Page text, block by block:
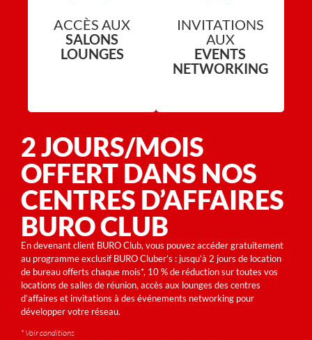
ACCÈS AUX
SALONS
LOUNGES
INVITATIONS
AUX
EVENTS
NETWORKING
2 JOURS/MOIS
OFFERT DANS NOS
CENTRES D’AFFAIRES
BURO CLUB
En devenant client BURO Club, vous pouvez accéder gratuitement
au programme exclusif BURO Cluber’s : jusqu’à 2 jours de location
de bureau offerts chaque mois*, 10 % de réduction sur toutes vos
locations de salles de réunion, accès aux lounges des centres
d’affaires et invitations à des événements networking pour
développer votre réseau.
* Voir conditions